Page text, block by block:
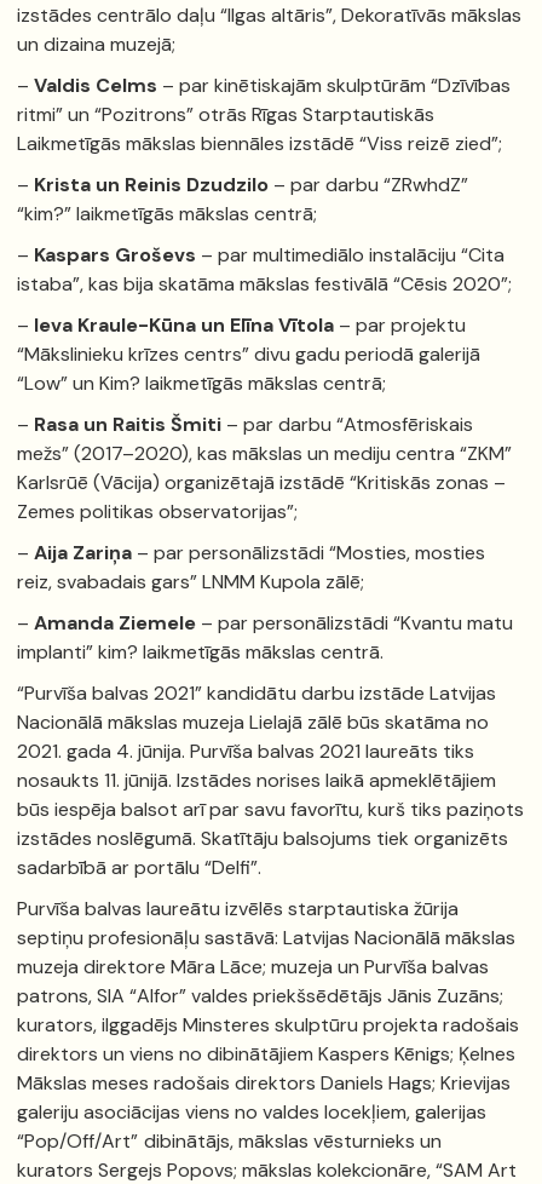
izstādes centrālo daļu “Ilgas altāris”, Dekoratīvās mākslas
un dizaina muzejā;
– Valdis Celms – par kinētiskajām skulptūrām “Dzīvības
ritmi” un “Pozitrons” otrās Rīgas Starptautiskās
Laikmetīgās mākslas biennāles izstādē “Viss reizē zied”;
– Krista un Reinis Dzudzilo – par darbu “ZRwhdZ”
“kim?” laikmetīgās mākslas centrā;
– Kaspars Groševs – par multimediālo instalāciju “Cita
istaba”, kas bija skatāma mākslas festivālā “Cēsis 2020”;
– Ieva Kraule-Kūna un Elīna Vītola – par projektu
“Mākslinieku krīzes centrs” divu gadu periodā galerijā
“Low” un Kim? laikmetīgās mākslas centrā;
– Rasa un Raitis Šmiti – par darbu “Atmosfēriskais
mežs” (2017–2020), kas mākslas un mediju centra “ZKM”
Karlsrūē (Vācija) organizētajā izstādē “Kritiskās zonas –
Zemes politikas observatorijas”;
– Aija Zariņa – par personālizstādi “Mosties, mosties
reiz, svabadais gars” LNMM Kupola zālē;
– Amanda Ziemele – par personālizstādi “Kvantu matu
implanti” kim? laikmetīgās mākslas centrā.
“Purvīša balvas 2021” kandidātu darbu izstāde Latvijas
Nacionālā mākslas muzeja Lielajā zālē būs skatāma no
2021. gada 4. jūnija. Purvīša balvas 2021 laureāts tiks
nosaukts 11. jūnijā. Izstādes norises laikā apmeklētājiem
būs iespēja balsot arī par savu favorītu, kurš tiks paziņots
izstādes noslēgumā. Skatītāju balsojums tiek organizēts
sadarbībā ar portālu “Delfi”.
Purvīša balvas laureātu izvēlēs starptautiska žūrija
septiņu profesionāļu sastāvā: Latvijas Nacionālā mākslas
muzeja direktore Māra Lāce; muzeja un Purvīša balvas
patrons, SIA “Alfor” valdes priekšsēdētājs Jānis Zuzāns;
kurators, ilggadējs Minsteres skulptūru projekta radošais
direktors un viens no dibinātājiem Kaspers Kēnigs; Ķelnes
Mākslas meses radošais direktors Daniels Hags; Krievijas
galeriju asociācijas viens no valdes locekļiem, galerijas
“Pop/Off/Art” dibinātājs, mākslas vēsturnieks un
kurators Sergejs Popovs; mākslas kolekcionāre, “SAM Art